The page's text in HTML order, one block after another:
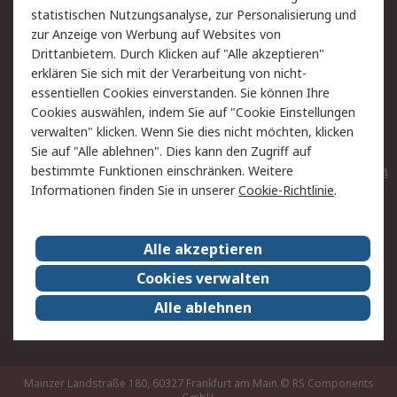
Hilfe
Privatkunden
Rechtliches
AGB
Datenschutz
Cookie-Richtlinie
Zahlungsbedingungen
Copyright/Impressum
Entsorgung
Elektrogeräte/Batterien
RS weltweit
Karriere bei RS
Nachhaltigkeit
Qualität/Umwelt/ZertifikatePresse-Center
Event-Center
Mainzer Landstraße 180, 60327 Frankfurt am Main © RS Components
statistischen Nutzungsanalyse, zur Personalisierung und
zur Anzeige von Werbung auf Websites von
Drittanbietern. Durch Klicken auf "Alle akzeptieren"
erklären Sie sich mit der Verarbeitung von nicht-
essentiellen Cookies einverstanden. Sie können Ihre
Cookies auswählen, indem Sie auf "Cookie Einstellungen
verwalten" klicken. Wenn Sie dies nicht möchten, klicken
Sie auf "Alle ablehnen". Dies kann den Zugriff auf
bestimmte Funktionen einschränken. Weitere
Informationen finden Sie in unsererCookie-Richtlinie.
Alle akzeptieren
Cookies verwalten
Alle ablehnen